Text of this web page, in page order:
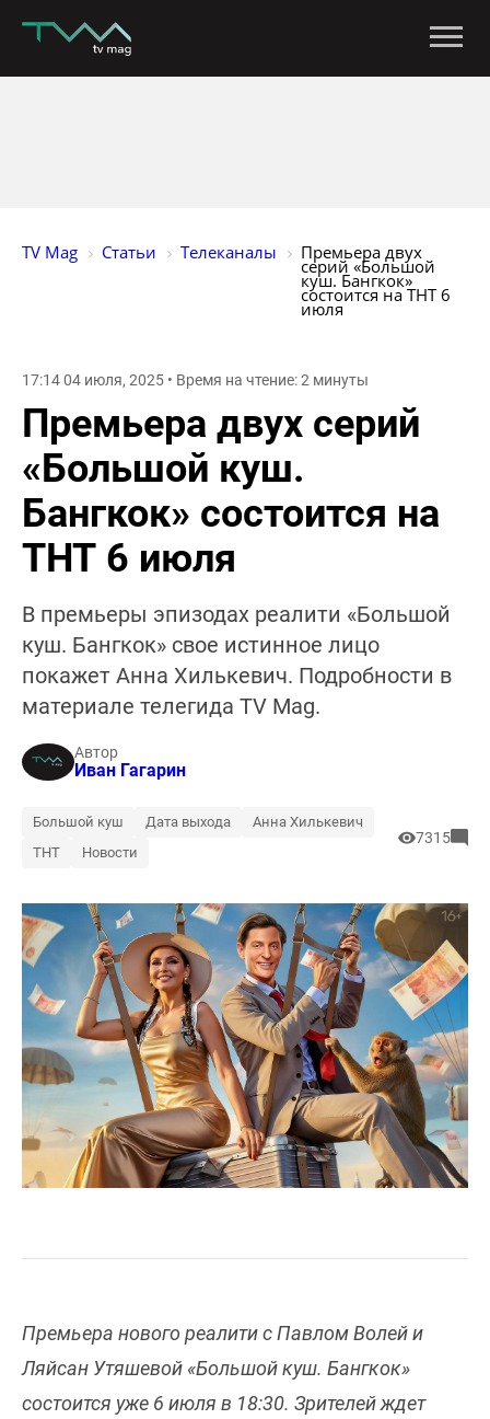
TV Mag Статьи Телеканалы Премьера двух
серий «Большой
куш. Бангкок»
состоится на ТНТ 6
июля
17:14 04 июля, 2025 • Время на чтение: 2 минуты
Премьера двух серий
«Большой куш.
Бангкок» состоится на
ТНТ 6 июля
В премьеры эпизодах реалити «Большой
куш. Бангкок» свое истинное лицо
покажет Анна Хилькевич. Подробности в
материале телегида TV Mag.
Автор
Иван Гагарин
Большой куш Дата выхода
Анна Хилькевич
ТНТ
Новости
7315
Премьера нового реалити с Павлом Волей и
Ляйсан Утяшевой «Большой куш. Бангкок»
состоится уже 6 июля в 18:30. Зрителей ждет